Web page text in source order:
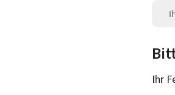
Ihr